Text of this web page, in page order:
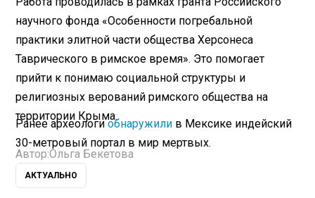
научного фонда «Особенности погребальной
практики элитной части общества Херсонеса
Таврического в римское время». Это помогает
прийти к понимаю социальной структуры и
религиозных верований римского общества на
территории Крыма.
Ранее археологиобнаружили в Мексике индейский
30-метровый портал в мир мертвых.
Автор:Ольга Бекетова
АКТУАЛЬНО